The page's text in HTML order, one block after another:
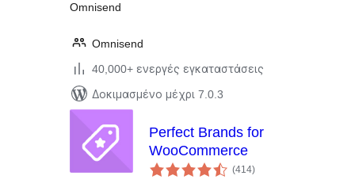
Omnisend
Omnisend
40,000+ ενεργές εγκαταστάσεις
Δοκιμασμένο μέχρι 7.0.3
Perfect Brands for
WooCommerce
(414αξιολογήσεις
σύνολο
)